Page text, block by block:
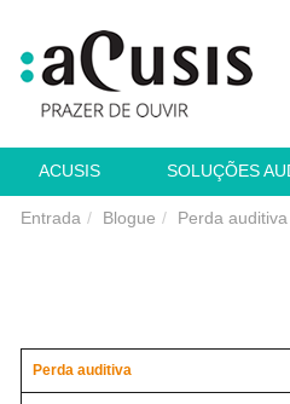
ACUSIS SOLUÇÕES
Entrada Blogue Perda auditiva
Perda auditiva